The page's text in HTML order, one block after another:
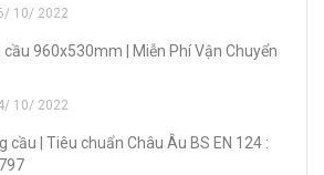
10/ 2022
960x530mm | Miễn Phí Vận Chuyển
10/ 2022
cầu | Tiêu chuẩn Châu Âu BS EN 124 :